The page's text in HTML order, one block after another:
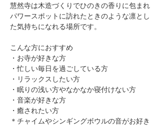
慧然寺は木造づくりでひのきの香りに包まれ
パワースポットに訪れたときのような凛とし
た気持ちになれる場所です。
​こんな方におすすめ
・お寺が好きな方
​・忙しい毎日を過ごしている方
・リラックスしたい方
・眠りの浅い方やなかなか寝付けない方
​・音楽が好きな方
​・癒されたい方
＊チャイムやシンギングボウルの音がお好き